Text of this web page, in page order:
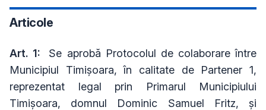
Articole
Art. 1: Se aprobă Protocolul de colaborare între
Municipiul Timișoara, în calitate de Partener 1,
reprezentat legal prin Primarul Municipiului
Timișoara, domnul Dominic Samuel Fritz, și